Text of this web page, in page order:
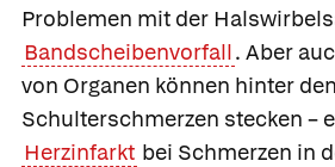
Problemen mit der
Bandscheibenvorfall. Aber
von Organen können hinter den
Schulterschmerzen stecken –
Herzinfarkt bei Schmerzen in